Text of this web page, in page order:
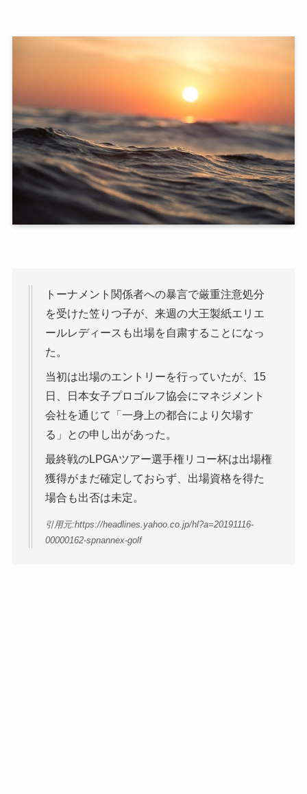
トーナメント関係者への暴言で厳重注意処分
を受けた笠りつ子が、来週の大王製紙エリエ
ールレディースも出場を自粛することになっ
た。
当初は出場のエントリーを行っていたが、15
日、日本女子プロゴルフ協会にマネジメント
会社を通じて「一身上の都合により欠場す
る」との申し出があった。
最終戦のLPGAツアー選手権リコー杯は出場権
獲得がまだ確定しておらず、出場資格を得た
場合も出否は未定。
引用元:https://headlines.yahoo.co.jp/hl?a=20191116-
00000162-spnannex-golf